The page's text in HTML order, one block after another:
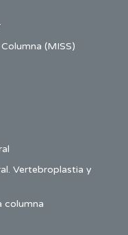
(MISS)
Vertebroplastia y
columna